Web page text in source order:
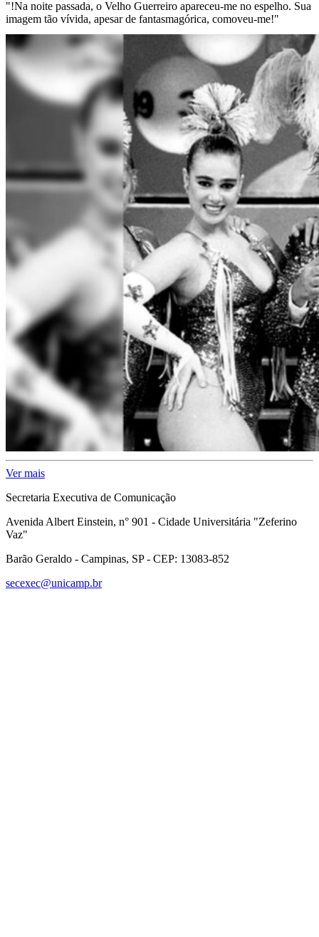
"!Na noite passada, o Velho Guerreiro apareceu-me no espelho. Sua
imagem tão vívida, apesar de fantasmagórica, comoveu-me!"
Ver mais
Secretaria Executiva de Comunicação
Avenida Albert Einstein, n° 901 - Cidade Universitária "Zeferino
Vaz"
Barão Geraldo - Campinas, SP - CEP: 13083-852
secexec@unicamp.br